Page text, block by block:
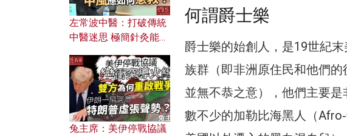
何謂爵士樂
爵士樂的始創人，是19世紀
族群（即非洲原住民和他們的
並無不恭之意），他們主要
數不少的加勒比海黑人（
左常波中醫：打破傳統
中醫迷思 極簡針灸能治
何急救？
兔主席：美伊停戰協議